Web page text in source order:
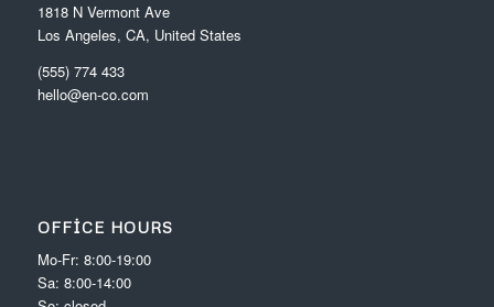
1818 N Vermont Ave
Los Angeles, CA, United States
(555) 774 433
hello@en-co.com
OFFICE HOURS
Mo-Fr: 8:00-19:00
Sa: 8:00-14:00